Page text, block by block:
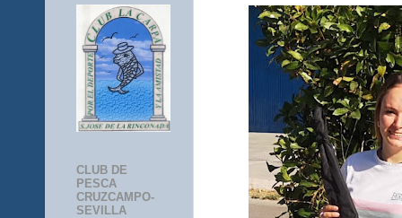
CLUB DE
PESCA
CRUZCAMPO-
SEVILLA